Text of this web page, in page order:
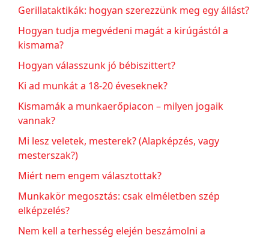
Gerillataktikák: hogyan szerezzünk meg egy állást?
Hogyan tudja megvédeni magát a kirúgástól a
kismama?
Hogyan válasszunk jó bébiszittert?
Ki ad munkát a 18-20 éveseknek?
Kismamák a munkaerőpiacon – milyen jogaik
vannak?
Mi lesz veletek, mesterek? (Alapképzés, vagy
mesterszak?)
Miért nem engem választottak?
Munkakör megosztás: csak elméletben szép
elképzelés?
Nem kell a terhesség elején beszámolni a